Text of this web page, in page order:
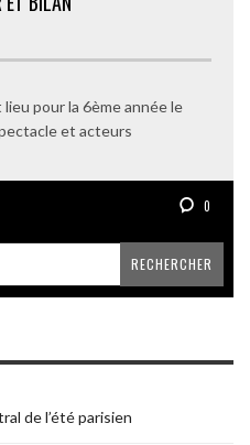
pour la 6ème année le
et acteurs
0
de l’été parisien